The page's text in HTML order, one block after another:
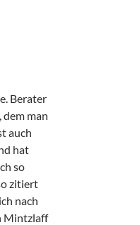
Berater
man
auch
hat
so
zitiert
nach
Mintzlaff